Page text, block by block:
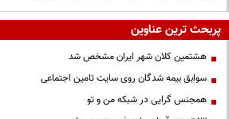
پربحث ترین عناوین
هشتمین کلان شهر ایران مشخص شد
سوابق بیمه شدگان روی سایت تامین اجتماعی
همجنس گرایی در شبکه من و تو